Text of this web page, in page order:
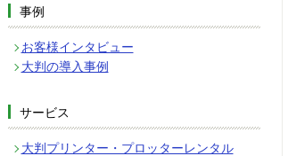
事例
お客様インタビュー
大判の導入事例
サービス
大判プリンター・プロッターレンタル